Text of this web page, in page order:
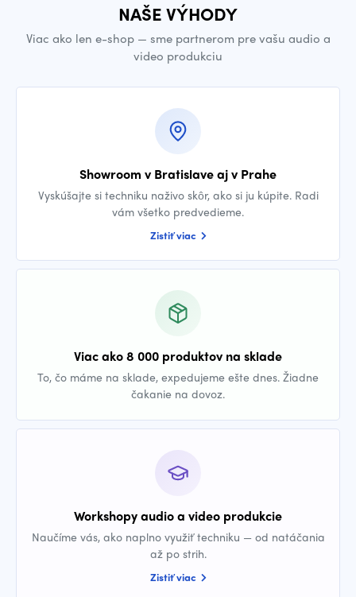
NAŠE VÝHODY
Viac ako len e-shop — sme partnerom pre vašu audio a
video produkciu
Showroom v Bratislave aj v Prahe
Vyskúšajte si techniku naživo skôr, ako si ju kúpite. Radi
vám všetko predvedieme.
Zistiť viac
Viac ako 8 000 produktov na sklade
To, čo máme na sklade, expedujeme ešte dnes. Žiadne
čakanie na dovoz.
Workshopy audio a video produkcie
Naučíme vás, ako naplno využiť techniku — od natáčania
až po strih.
Zistiť viac